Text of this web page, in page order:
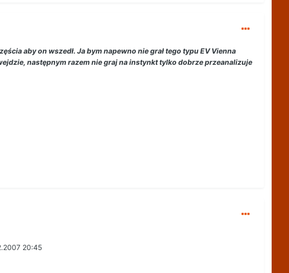
aby on wszedł. Ja bym napewno nie grał tego typu EV Vienna
następnym razem nie graj na instynkt tylko dobrze przeanalizuje
20:45